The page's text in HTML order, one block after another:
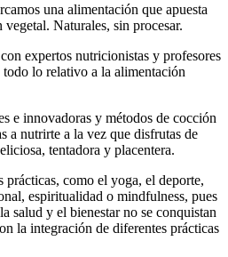
una alimentación que apuesta
Naturales, sin procesar.
expertos nutricionistas y profesores
todo lo relativo a la alimentación
e innovadoras y métodos de cocción
a nutrirte a la vez que disfrutas de
tentadora y placentera.
prácticas, como el yoga, el deporte,
espiritualidad o mindfulness, pues
salud y el bienestar no se conquistan
la integración de diferentes prácticas